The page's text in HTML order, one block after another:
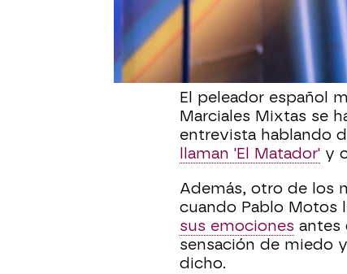
en la emisión con
vez, el invitado ha
visitado a Pablo
deporte, el MMA.
El peleador español
Marciales Mixtas se
entrevista hablando
llaman 'El Matador' y
Además, otro de los
cuando Pablo Motos
sus emociones antes
sensación de miedo
dicho.